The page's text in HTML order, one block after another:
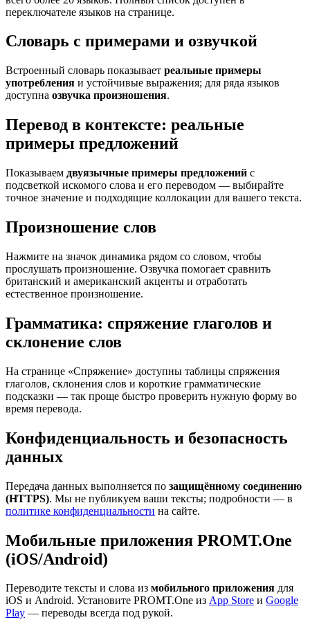
переключателе языков на странице.
Словарь с примерами и озвучкой
Встроенный словарь показывает реальные примеры
употребления и устойчивые выражения; для ряда языков
доступна озвучка произношения.
Перевод в контексте: реальные
примеры предложений
Показываем двуязычные примеры предложений с
подсветкой искомого слова и его переводом — выбирайте
точное значение и подходящие коллокации для вашего текста.
Произношение слов
Нажмите на значок динамика рядом со словом, чтобы
прослушать произношение. Озвучка помогает сравнить
британский и американский акценты и отработать
естественное произношение.
Грамматика: спряжение глаголов и
склонение слов
На странице «Спряжение» доступны таблицы спряжения
глаголов, склонения слов и короткие грамматические
подсказки — так проще быстро проверить нужную форму во
время перевода.
Конфиденциальность и безопасность
данных
Передача данных выполняется по защищённому соединению
(HTTPS). Мы не публикуем ваши тексты; подробности — в
политике конфиденциальности на сайте.
Мобильные приложения PROMT.One
(iOS/Android)
Переводите тексты и слова из мобильного приложения для
iOS и Android. Установите PROMT.One из App Store и Google
Play — переводы всегда под рукой.